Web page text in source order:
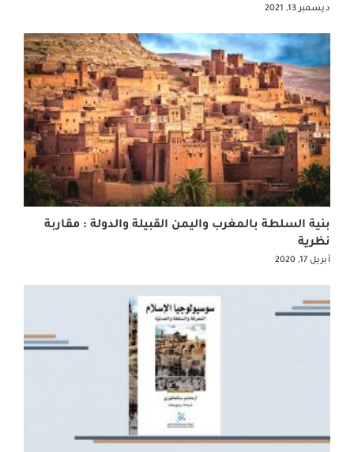
ديسمبر 13, 2021
بنية السلطة بالمغرب واليمن القبيلة والدولة : مقاربة
نظرية
أبريل 17, 2020